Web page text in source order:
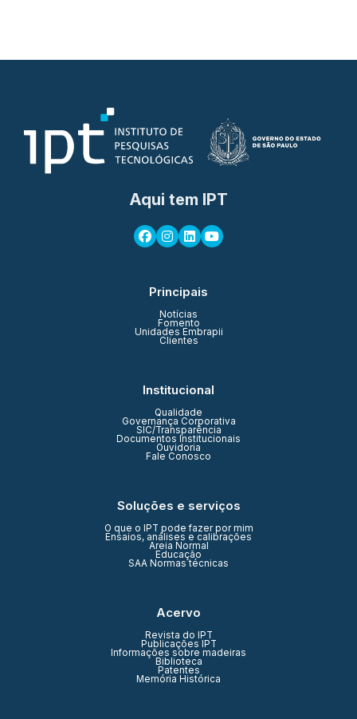
Aqui tem IPT
Principais
Notícias
Fomento
Unidades Embrapii
Clientes
Institucional
Qualidade
Governança Corporativa
SIC/Transparência
Documentos Institucionais
Ouvidoria
Fale Conosco
Soluções e serviços
O que o IPT pode fazer por mim
Ensaios, análises e calibrações
Areia Normal
Educação
SAA Normas técnicas
Acervo
Revista do IPT
Publicações IPT
Informações sobre madeiras
Biblioteca
Patentes
Memória Histórica